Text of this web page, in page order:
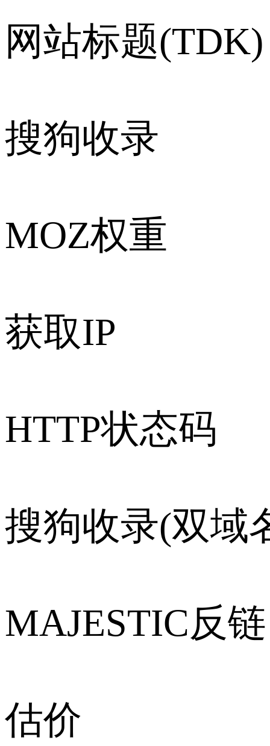
网站标题(TDK)
搜狗收录
MOZ权重
获取IP
HTTP状态码
搜狗收录(双域
MAJESTIC反链
估价